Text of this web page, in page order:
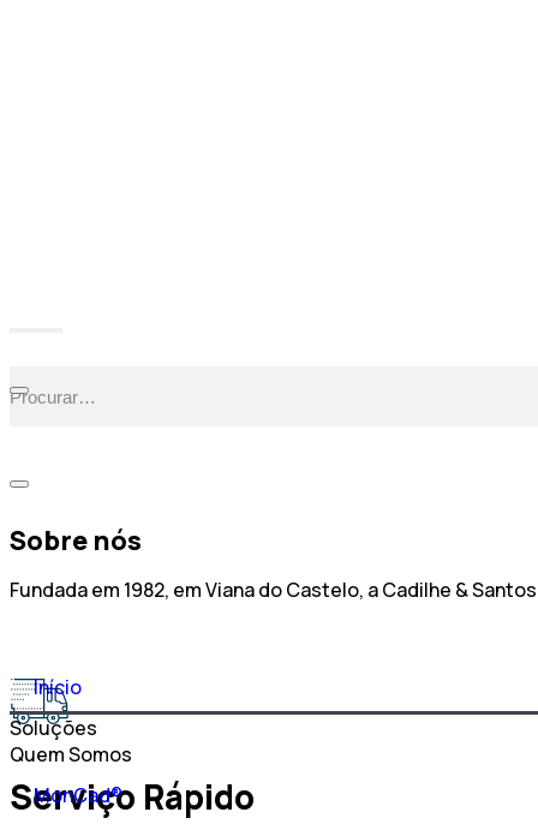
Sobre nós
Fundada em 1982, em Viana do Castelo, a Cadilhe &
Início
Soluções
Quem Somos
MonCad®
Serviço Rápido